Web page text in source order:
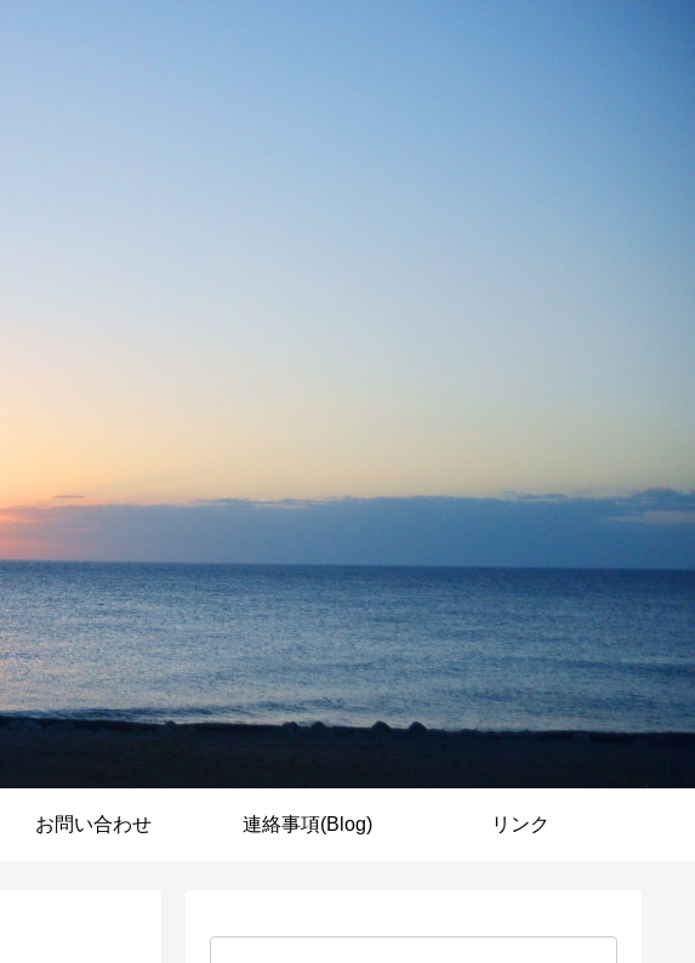
お問い合わせ 連絡事項(Blog) リンク